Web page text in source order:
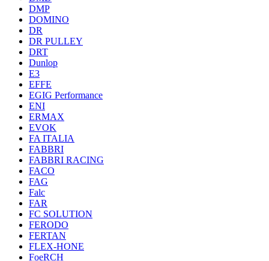
DMP
DOMINO
DR
DR PULLEY
DRT
Dunlop
E3
EFFE
EGIG Performance
ENI
ERMAX
EVOK
FA ITALIA
FABBRI
FABBRI RACING
FACO
FAG
Falc
FAR
FC SOLUTION
FERODO
FERTAN
FLEX-HONE
FoeRCH